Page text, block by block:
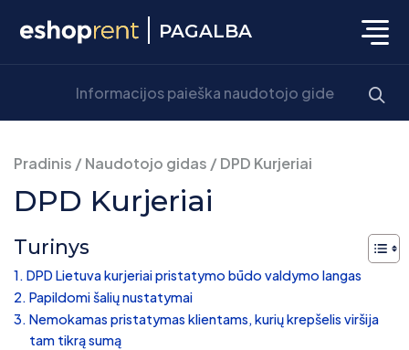
PAGALBA
Pradinis /Naudotojo gidas /DPD Kurjeriai
DPD Kurjeriai
Turinys
DPD Lietuva kurjeriai pristatymo būdo valdymo langas
Papildomi šalių nustatymai
Nemokamas pristatymas klientams, kurių krepšelis viršija
tam tikrą sumą